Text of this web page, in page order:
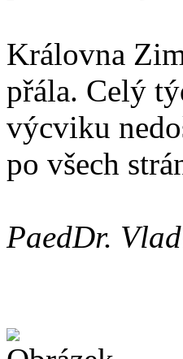
Královna
přála. Celý
výcviku
po všech
PaedDr.